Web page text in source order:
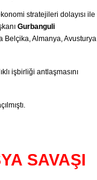
stratejileri dolayısı ile
Gurbanguli
Belçika, Almanya, Avusturya
işbirliği antlaşmasını
SAVAŞI